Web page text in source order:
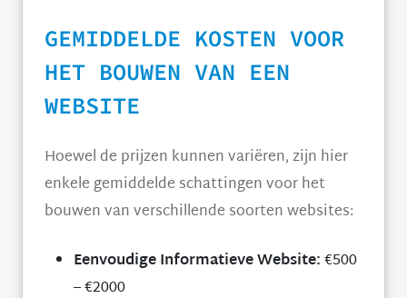
GEMIDDELDE KOSTEN VOOR
HET BOUWEN VAN EEN
WEBSITE
Hoewel de prijzen kunnen variëren, zijn hier
enkele gemiddelde schattingen voor het
bouwen van verschillende soorten websites:
Eenvoudige Informatieve Website:€500
– €2000